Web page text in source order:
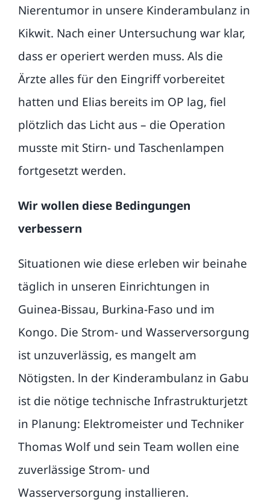
Aktuelles
Publikationen
Kontakt
Suche
Nierentumor in unsere Kinderambulanz in
Kikwit. Nach einer Untersuchung war klar,
dass er operiert werden muss. Als die
Ärzte alles für den Eingriff vorbereitet
hatten und Elias bereits im OP lag, fiel
plötzlich das Licht aus – die Operation
musste mit Stirn- und Taschenlampen
fortgesetzt werden.
Wir wollen diese Bedingungen
verbessern
Situationen wie diese erleben wir beinahe
täglich in unseren Einrichtungen in
Guinea-Bissau, Burkina-Faso und im
Kongo. Die Strom- und Wasserversorgung
ist unzuverlässig, es mangelt am
Nötigsten. ln der Kinderambulanz in Gabu
ist die nötige technische Infrastrukturjetzt
in Planung: Elektromeister und Techniker
Thomas Wolf und sein Team wollen eine
zuverlässige Strom- und
Wasserversorgung installieren.